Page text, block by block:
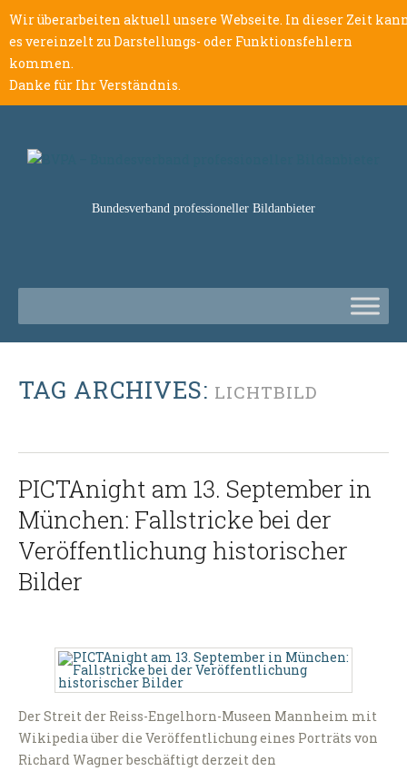
Wir überarbeiten aktuell unsere Webseite. In dieser Zeit
es vereinzelt zu Darstellungs- oder Funktionsfehlern
kommen.
Danke für Ihr Verständnis.
Bundesverband professioneller Bildanbieter
TAG ARCHIVES: LICHTBILD
PICTAnight am 13. September in
München: Fallstricke bei der
Veröffentlichung historischer
Bilder
Der Streit der Reiss-Engelhorn-Museen Mannheim mit
Wikipedia über die Veröffentlichung eines Porträts von
Richard Wagner beschäftigt derzeit den